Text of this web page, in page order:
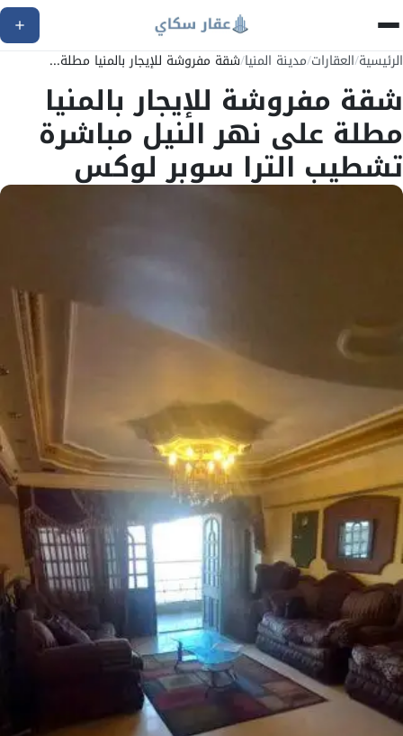
الرئيسية/العقارات/مدينة المنيا/شقة مفروشة للإيجار بالمنيا مطلة...
شقة مفروشة للإيجار بالمنيا
مطلة على نهر النيل مباشرة
تشطيب الترا سوبر لوكس